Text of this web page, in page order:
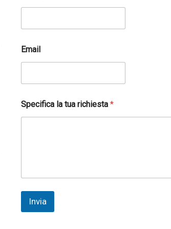
Email
Specifica la tua richiesta*
Invia